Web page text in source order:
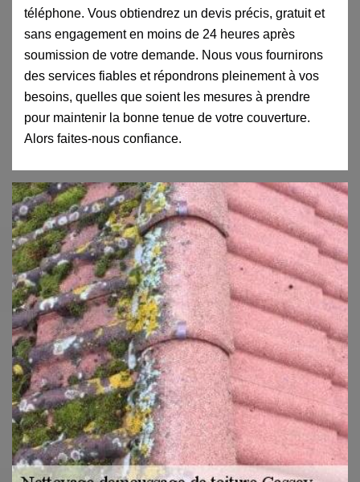
téléphone. Vous obtiendrez un devis précis, gratuit et
sans engagement en moins de 24 heures après
soumission de votre demande. Nous vous fournirons
des services fiables et répondrons pleinement à vos
besoins, quelles que soient les mesures à prendre
pour maintenir la bonne tenue de votre couverture.
Alors faites-nous confiance.